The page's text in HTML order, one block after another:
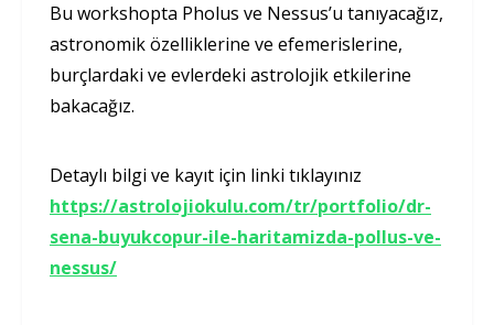
Bu workshopta Pholus ve Nessus’u tanıyacağız,
astronomik özelliklerine ve efemerislerine,
burçlardaki ve evlerdeki astrolojik etkilerine
bakacağız.
Detaylı bilgi ve kayıt için linki tıklayınız
https://astrolojiokulu.com/tr/portfolio/dr-
sena-buyukcopur-ile-haritamizda-pollus-ve-
nessus/